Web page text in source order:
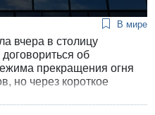
В мире
вчера в столицу
об
прекращения огня
но через короткое